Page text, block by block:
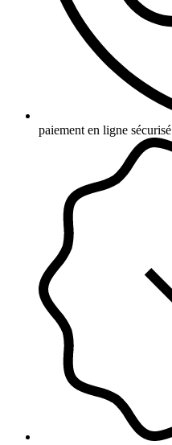
paiement en ligne sécurisé